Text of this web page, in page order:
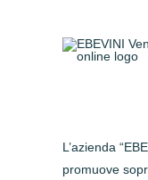
L’azienda
promuove